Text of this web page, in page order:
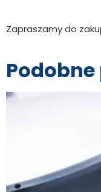
Zapraszamy do